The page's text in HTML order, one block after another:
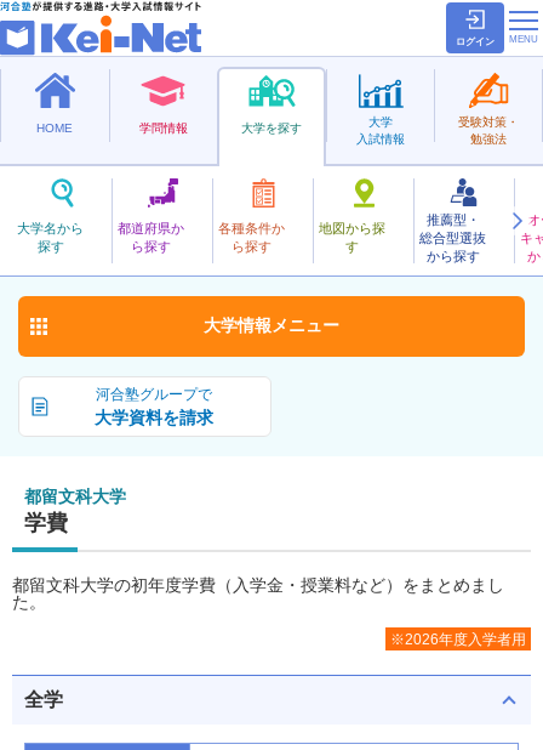
ログイン
HOME 学問情報 大学を探す
大学名から
探す
都道府県か
ら探す
各種条件か
ら探す
地図から探
す
推薦型・
総合型選抜
から探す
キ
か
大学
入試情報
受験対策・
勉強法
公立
つるぶんか
都留文科大学 お気に入り
河合塾グループで
大学資料を請求
大学情報 メニュー
都留文科大学
学費
都留文科大学の初年度学費（入学金・授業料など）をまとめまし
た。
※2026年度入学者用
全学